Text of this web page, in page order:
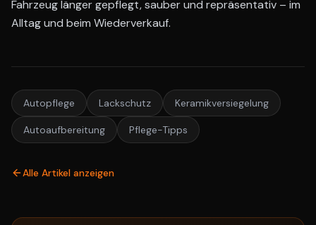
Fahrzeug länger gepflegt, sauber und repräsentativ – im
Alltag und beim Wiederverkauf.
Autopflege Lackschutz Keramikversiegelung
Autoaufbereitung Pflege-Tipps
Alle Artikel anzeigen